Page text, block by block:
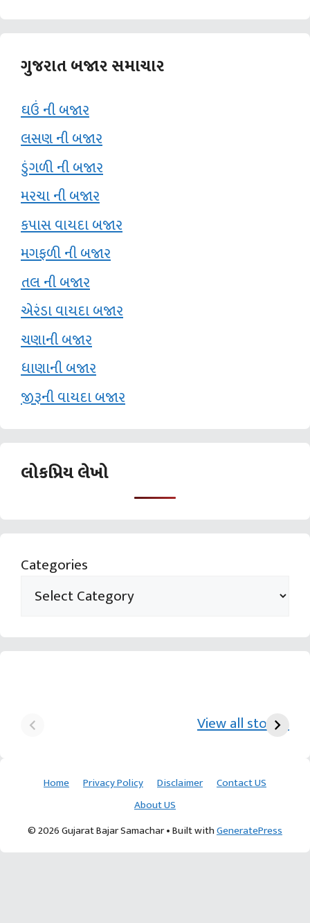
ગુજરાત બજાર સમાચાર
ઘઉં ની બજાર
લસણ ની બજાર
ડુંગળી ની બજાર
મરચા ની બજાર
કપાસ વાયદા બજાર
મગફળી ની બજાર
તલ ની બજાર
એરંડા વાયદા બજાર
ચણાની બજાર
ધાણાની બજાર
જીરૂની વાયદા બજાર
લોકપ્રિય લેખો
Categories
View all stories
ખેડૂતની કમાલ આચાર્ય દેવવ્રતજી
Home Privacy Policy Disclaimer
Contact US
About US
© 2026 Gujarat Bajar Samachar• Built withGeneratePress